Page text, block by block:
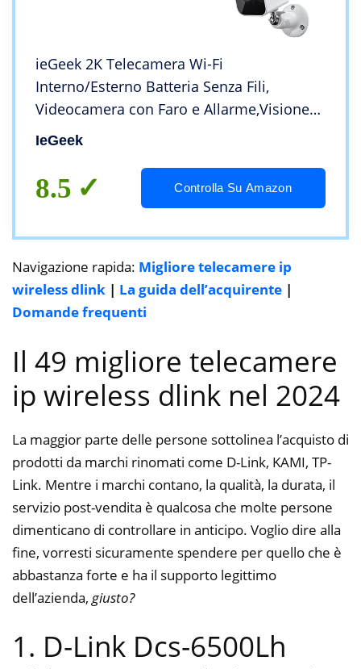
ieGeek 2K Telecamera Wi-Fi
Interno/Esterno Batteria Senza Fili,
Videocamera con Faro e Allarme,Visione
Notturna a Colori, Rilevamento del
Vie,SD/Cloud
IeGeek
8.5 Controlla Su Amazon
Navigazione rapida: Migliore telecamere ip
wireless dlink | La guida dell’acquirente |
Domande frequenti
Il 49 migliore telecamere
ip wireless dlink nel 2024
La maggior parte delle persone sottolinea l’acquisto di
prodotti da marchi rinomati come D-Link, KAMI, TP-
Link. Mentre i marchi contano, la qualità, la durata, il
servizio post-vendita è qualcosa che molte persone
dimenticano di controllare in anticipo. Voglio dire alla
fine, vorresti sicuramente spendere per quello che è
abbastanza forte e ha il supporto legittimo
dell’azienda, giusto?
1. D-Link Dcs-6500Lh